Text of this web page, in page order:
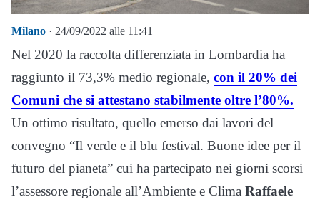
Milano · 24/09/2022 alle 11:41
Nel 2020 la raccolta differenziata in Lombardia ha
raggiunto il 73,3% medio regionale, con il 20% dei
Comuni che si attestano stabilmente oltre l’80%.
Un ottimo risultato, quello emerso dai lavori del
convegno “Il verde e il blu festival. Buone idee per il
futuro del pianeta” cui ha partecipato nei giorni scorsi
l’assessore regionale all’Ambiente e Clima Raffaele